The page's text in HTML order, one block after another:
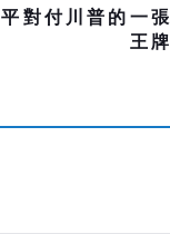
對付川普的一張
王牌